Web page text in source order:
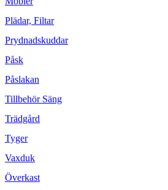
Plädar, Filtar
Prydnadskuddar
Påsk
Påslakan
Tillbehör Säng
Trädgård
Tyger
Vaxduk
Överkast